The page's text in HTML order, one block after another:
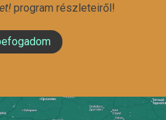
program részleteiről!